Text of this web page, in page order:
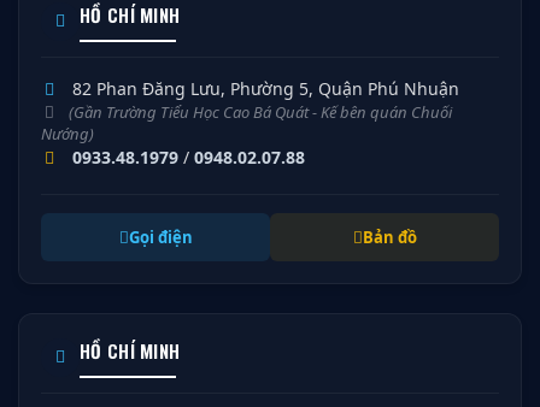
HỒ CHÍ MINH
82 Phan Đăng Lưu, Phường 5, Quận Phú Nhuận
(Gần Trường Tiểu Học Cao Bá Quát - Kế bên quán Chuối
Nướng)
0933.48.1979 / 0948.02.07.88
Gọi điện Bản đồ
HỒ CHÍ MINH